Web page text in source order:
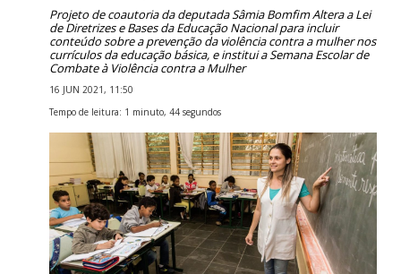
Projeto de coautoria da deputada Sâmia Bomfim Altera a Lei
de Diretrizes e Bases da Educação Nacional para incluir
conteúdo sobre a prevenção da violência contra a mulher nos
currículos da educação básica, e institui a Semana Escolar de
Combate à Violência contra a Mulher
16 JUN 2021, 11:50
Tempo de leitura: 1 minuto, 44 segundos